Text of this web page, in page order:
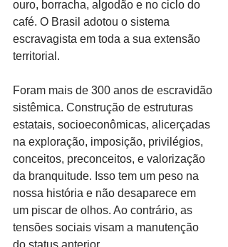
ouro, borracha, algodão e no ciclo do
café. O Brasil adotou o sistema
escravagista em toda a sua extensão
territorial.
Foram mais de 300 anos de escravidão
sistêmica. Construção de estruturas
estatais, socioeconômicas, alicerçadas
na exploração, imposição, privilégios,
conceitos, preconceitos, e valorização
da branquitude. Isso tem um peso na
nossa história e não desaparece em
um piscar de olhos. Ao contrário, as
tensões sociais visam a manutenção
do status anterior.